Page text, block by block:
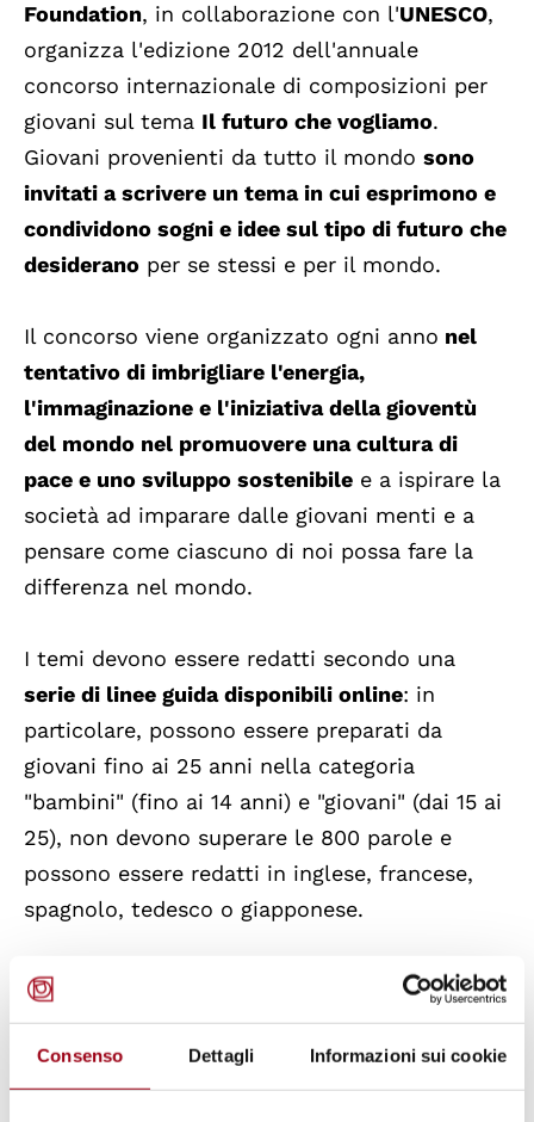
Consenso Dettagli Informazioni sui cookie
Foundation, in collaborazione con l'UNESCO,
organizza l'edizione 2012 dell'annuale
concorso internazionale di composizioni per
giovani sul tema Il futuro che vogliamo.
Giovani provenienti da tutto il mondo sono
invitati a scrivere un tema in cui esprimono e
condividono sogni e idee sul tipo di futuro che
desiderano per se stessi e per il mondo.
Il concorso viene organizzato ogni anno nel
tentativo di imbrigliare l'energia,
l'immaginazione e l'iniziativa della gioventù
del mondo nel promuovere una cultura di
pace e uno sviluppo sostenibile e a ispirare la
società ad imparare dalle giovani menti e a
pensare come ciascuno di noi possa fare la
differenza nel mondo.
I temi devono essere redatti secondo una
serie di linee guida disponibili online: in
particolare, possono essere preparati da
giovani fino ai 25 anni nella categoria
"bambini" (fino ai 14 anni) e "giovani" (dai 15 ai
25), non devono superare le 800 parole e
possono essere redatti in inglese, francese,
spagnolo, tedesco o giapponese.
Le composizioni
devono essere spedite alla
il sito internet, oppure via posta all'indirizzo
seguente: